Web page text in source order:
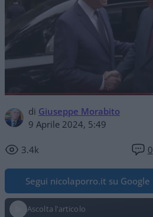
di Giuseppe Morabito
9 Aprile 2024, 5:49
3.4k 0
Segui nicolaporro.it su Google
Ascolta l'articolo